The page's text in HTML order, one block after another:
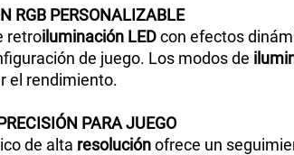
RGB PERSONALIZABLE
retroiluminación LEDcon efectos
de juego. Los modos de
el rendimiento.
PARAJUEGO
de alta resoluciónofrece un